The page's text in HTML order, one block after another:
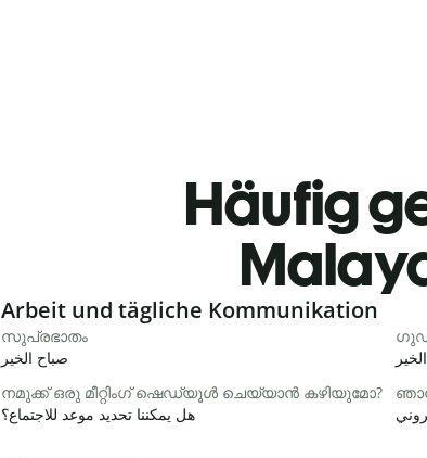
Häufig
Slide 1 of 6
Arbeit und tägliche Kommunikation
സുപ്രഭാതം
صباح الخير
നമുക്ക് ഒരു മീറ്റിംഗ് ഷെഡ്യൂൾ ചെയ്യാൻ കഴിയുമോ?
هل يمكننا تحديد موعد للاجتماع؟